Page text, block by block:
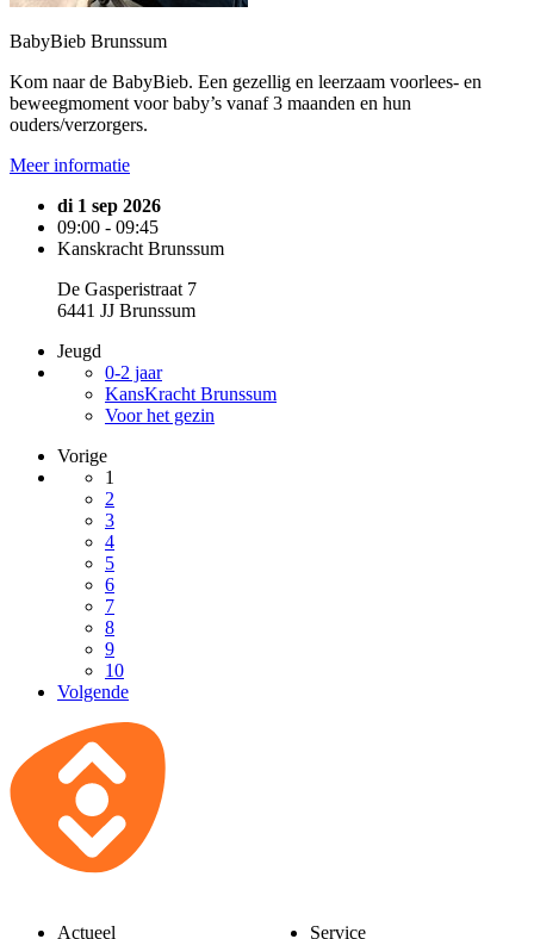
BabyBieb Brunssum
Kom naar de BabyBieb. Een gezellig en leerzaam voorlees- en
beweegmoment voor baby’s vanaf 3 maanden en hun
ouders/verzorgers.
Meer informatie
di 1 sep 2026
09:00 - 09:45
Kanskracht Brunssum
De Gasperistraat 7
6441 JJ Brunssum
Jeugd
0-2 jaar
KansKracht Brunssum
Voor het gezin
Vorige
1
2
3
4
5
6
7
8
9
10
Volgende
Actueel Service